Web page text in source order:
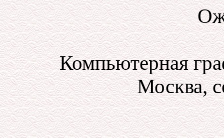
Компьютерная
Москва,